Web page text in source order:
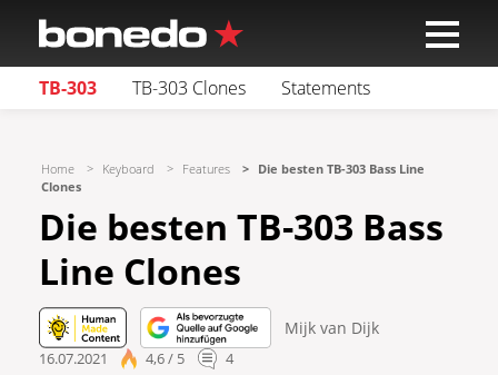
TB-303 TB-303 Clones Statements
Home Keyboard Features
Die besten TB-303 Bass Line
Clones
Die besten TB-303 Bass
Line Clones
Mijk van Dijk
16.07.2021 4,6 / 5 4